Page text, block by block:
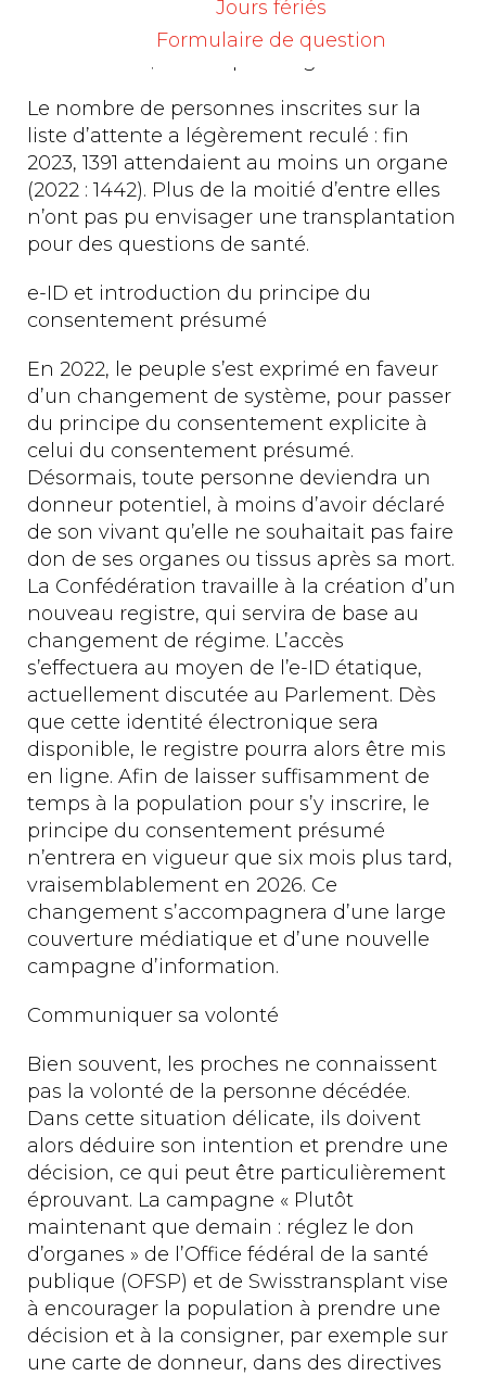
Jours fériés
Formulaire de question
plus que l’année précédente. Les
transplantations de reins ont été les plus
Le nombre de personnes inscrites sur la
liste d’attente a légèrement reculé : fin
2023, 1391 attendaient au moins un organe
(2022 : 1442). Plus de la moitié d’entre elles
n’ont pas pu envisager une transplantation
pour des questions de santé.
e-ID et introduction du principe du
consentement présumé
En 2022, le peuple s’est exprimé en faveur
d’un changement de système, pour passer
du principe du consentement explicite à
celui du consentement présumé.
Désormais, toute personne deviendra un
donneur potentiel, à moins d’avoir déclaré
de son vivant qu’elle ne souhaitait pas faire
don de ses organes ou tissus après sa mort.
La Confédération travaille à la création d’un
nouveau registre, qui servira de base au
changement de régime. L’accès
s’effectuera au moyen de l’e-ID étatique,
actuellement discutée au Parlement. Dès
que cette identité électronique sera
disponible, le registre pourra alors être mis
en ligne. Afin de laisser suffisamment de
temps à la population pour s’y inscrire, le
principe du consentement présumé
n’entrera en vigueur que six mois plus tard,
vraisemblablement en 2026. Ce
changement s’accompagnera d’une large
couverture médiatique et d’une nouvelle
campagne d’information.
Communiquer sa volonté
Bien souvent, les proches ne connaissent
pas la volonté de la personne décédée.
Dans cette situation délicate, ils doivent
alors déduire son intention et prendre une
décision, ce qui peut être particulièrement
éprouvant. La campagne « Plutôt
maintenant que demain : réglez le don
d’organes » de l’Office fédéral de la santé
publique (OFSP) et de Swisstransplant vise
à encourager la population à prendre une
décision et à la consigner, par exemple sur
une carte de donneur, dans des directives